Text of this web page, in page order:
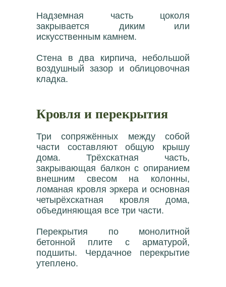
Надземная часть цоколя
закрывается диким или
искусственным камнем.
Стена в два кирпича, небольшой
воздушный зазор и облицовочная
кладка.
Кровля и перекрытия
Три сопряжённых между собой
части составляют общую крышу
дома. Трёхскатная часть,
закрывающая балкон с опиранием
внешним свесом на колонны,
ломаная кровля эркера и основная
четырёхскатная кровля дома,
объединяющая все три части.
Перекрытия по монолитной
бетонной плите с арматурой,
подшиты. Чердачное перекрытие
утеплено.